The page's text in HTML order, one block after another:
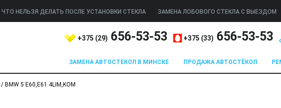
ЧТО НЕЛЬЗЯ ДЕЛАТЬ ПОСЛЕ УСТАНОВКИ СТЕКЛА ЗАМЕНА ЛОБОВОГО СТЕКЛА С ВЫЕЗДОМ
+375 (29) 656-53-53 +375 (33) 656-53-53
ЗАМЕНА АВТОСТЕКОЛ В МИНСКЕ ПРОДАЖА АВТОСТЁКОЛ
/ BMW 5 E60,E61 4LIM,KOM